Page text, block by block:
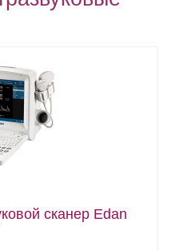
сканер Edan